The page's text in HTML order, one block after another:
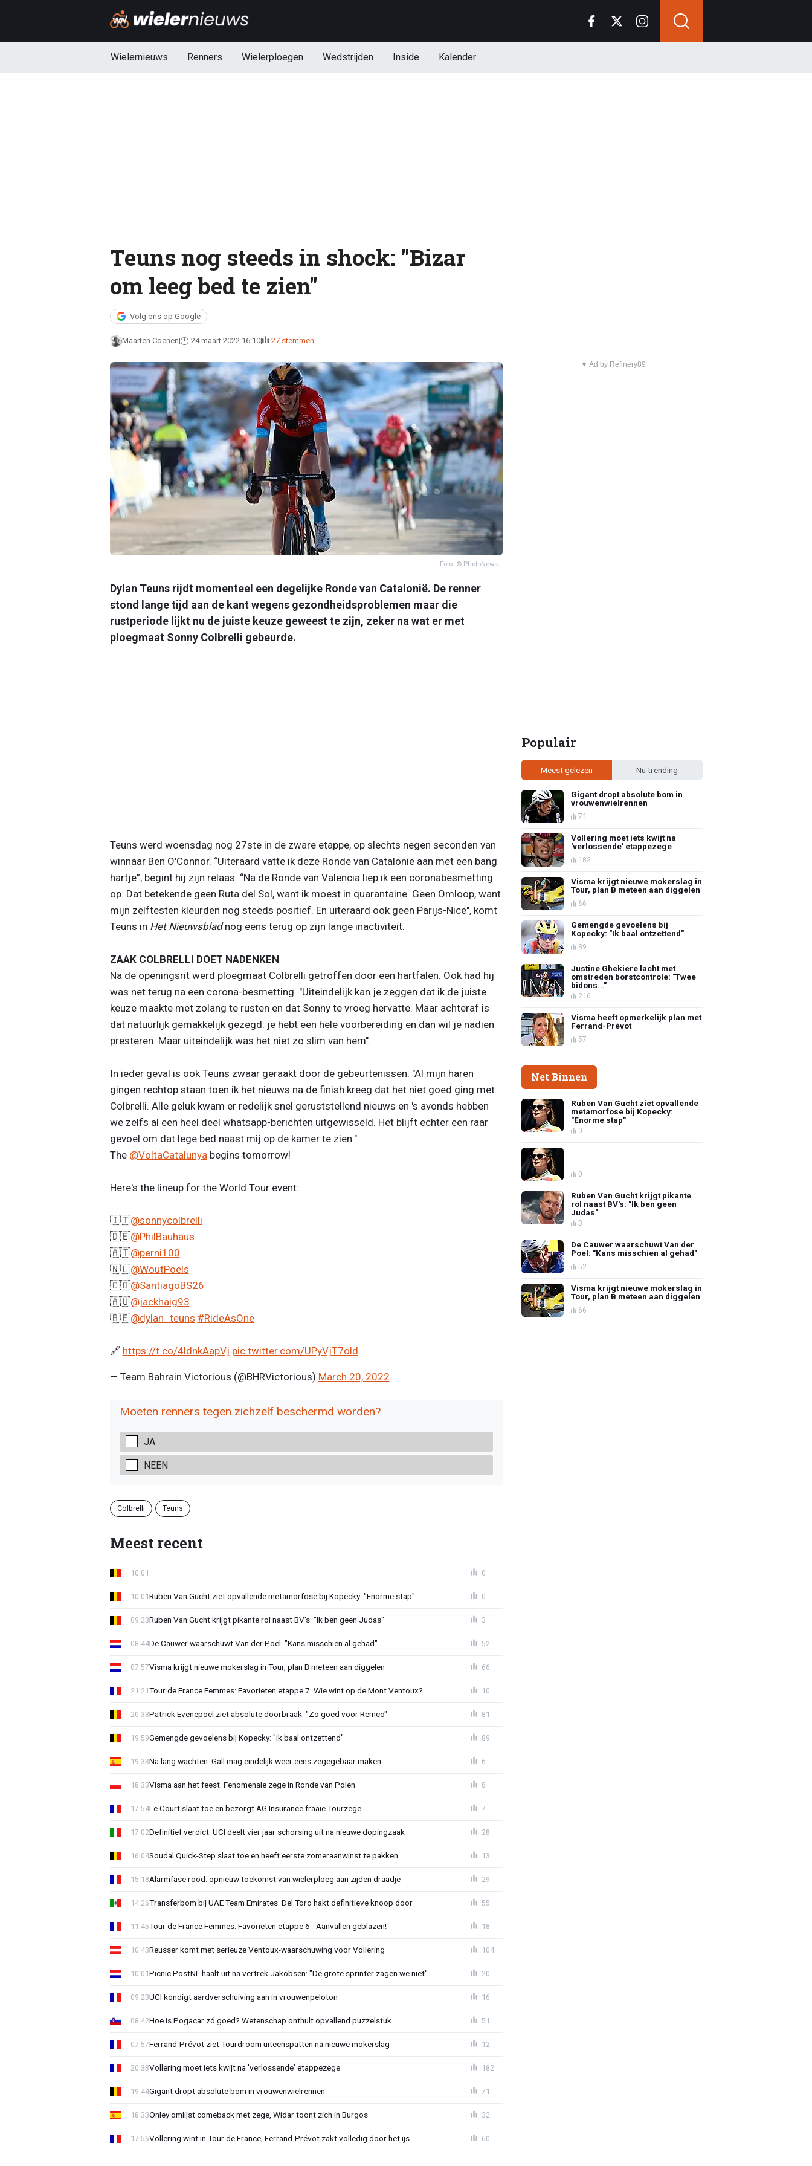
Wielernieuws Renners Wielerploegen Wedstrijden Inside Kalender
Teuns nog steeds in shock: "Bizar
om leeg bed te zien"
Volg ons op Google
Maarten Coenen 24 maart 2022 16:10 27 stemmen
Foto: © PhotoNews
Dylan Teuns rijdt momenteel een degelijke Ronde van Catalonië. De renner
stond lange tijd aan de kant wegens gezondheidsproblemen maar die
rustperiode lijkt nu de juiste keuze geweest te zijn, zeker na wat er met
ploegmaat Sonny Colbrelli gebeurde.
Teuns werd woensdag nog 27ste in de zware etappe, op slechts negen seconden van
winnaar Ben O'Connor. “Uiteraard vatte ik deze Ronde van Catalonië aan met een bang
hartje”, begint hij zijn relaas. “Na de Ronde van Valencia liep ik een coronabesmetting
op. Dat betekende geen Ruta del Sol, want ik moest in quarantaine. Geen Omloop, want
mijn zelftesten kleurden nog steeds positief. En uiteraard ook geen Parijs-Nice", komt
Teuns in Het Nieuwsbladnog eens terug op zijn lange inactiviteit.
ZAAK COLBRELLI DOET NADENKEN
Na de openingsrit werd ploegmaat Colbrelli getroffen door een hartfalen. Ook had hij
was net terug na een corona-besmetting. "Uiteindelijk kan je zeggen dat ik de juiste
keuze maakte met zolang te rusten en dat Sonny te vroeg hervatte. Maar achteraf is
dat natuurlijk gemakkelijk gezegd: je hebt een hele voorbereiding en dan wil je nadien
presteren. Maar uiteindelijk was het niet zo slim van hem".
In ieder geval is ook Teuns zwaar geraakt door de gebeurtenissen. "Al mijn haren
gingen rechtop staan toen ik het nieuws na de finish kreeg dat het niet goed ging met
Colbrelli. Alle geluk kwam er redelijk snel geruststellend nieuws en 's avonds hebben
we zelfs al een heel deel whatsapp-berichten uitgewisseld. Het blijft echter een raar
gevoel om dat lege bed naast mij op de kamer te zien."
The @VoltaCatalunya begins tomorrow!
Here's the lineup for the World Tour event:
🇮🇹@sonnycolbrelli
🇩🇪@PhilBauhaus
🇦🇹@perni100
🇳🇱@WoutPoels
🇨🇴@SantiagoBS26
🇦🇺@jackhaig93
🇧🇪@dylan_teuns #RideAsOne
🔗 https://t.co/4ldnkAapVj pic.twitter.com/UPyVjT7old
— Team Bahrain Victorious (@BHRVictorious) March 20, 2022
Moeten renners tegen zichzelf beschermd worden?
JA
NEEN
Colbrelli Teuns
Meest recent
10:01 0
Ruben Van Gucht ziet opvallende metamorfose bij Kopecky: "Enorme stap"
10:01 0
Ruben Van Gucht krijgt pikante rol naast BV's: "Ik ben geen Judas"
09:23 3
De Cauwer waarschuwt Van der Poel: "Kans misschien al gehad"
08:44 52
Visma krijgt nieuwe mokerslag in Tour, plan B meteen aan diggelen
07:57 66
Tour de France Femmes: Favorieten etappe 7: Wie wint op de Mont Ventoux?
21:21 10
Patrick Evenepoel ziet absolute doorbraak: "Zo goed voor Remco"
20:33 81
Gemengde gevoelens bij Kopecky: "Ik baal ontzettend"
19:59 89
Na lang wachten: Gall mag eindelijk weer eens zegegebaar maken
19:33 6
Visma aan het feest: Fenomenale zege in Ronde van Polen
18:33 8
Le Court slaat toe en bezorgt AG Insurance fraaie Tourzege
17:54 7
Definitief verdict: UCI deelt vier jaar schorsing uit na nieuwe dopingzaak
17:02 28
Soudal Quick-Step slaat toe en heeft eerste zomeraanwinst te pakken
16:04 13
Alarmfase rood: opnieuw toekomst van wielerploeg aan zijden draadje
15:18 29
Transferbom bij UAE Team Emirates: Del Toro hakt definitieve knoop door
14:26 55
Tour de France Femmes: Favorieten etappe 6 - Aanvallen geblazen!
11:45 18
Reusser komt met serieuze Ventoux-waarschuwing voor Vollering
10:43 104
Picnic PostNL haalt uit na vertrek Jakobsen: "De grote sprinter zagen we niet"
10:01 20
UCI kondigt aardverschuiving aan in vrouwenpeloton
09:23 16
Hoe is Pogacar zó goed? Wetenschap onthult opvallend puzzelstuk
08:42 51
Ferrand-Prévot ziet Tourdroom uiteenspatten na nieuwe mokerslag
07:57 12
Vollering moet iets kwijt na 'verlossende' etappezege
20:33 182
Gigant dropt absolute bom in vrouwenwielrennen
19:44 71
Onley omlijst comeback met zege, Widar toont zich in Burgos
18:33 32
Vollering wint in Tour de France, Ferrand-Prévot zakt volledig door het ijs
17:56 60
▼ Ad by Refinery89
Populair
Meest gelezen Nu trending
Gigant dropt absolute bom in
vrouwenwielrennen
71
Vollering moet iets kwijt na
'verlossende' etappezege
182
Visma krijgt nieuwe mokerslag in
Tour, plan B meteen aan diggelen
66
Gemengde gevoelens bij
Kopecky: "Ik baal ontzettend"
89
Justine Ghekiere lacht met
omstreden borstcontrole: "Twee
bidons..."
216
Visma heeft opmerkelijk plan met
Ferrand-Prévot
57
Net Binnen
Ruben Van Gucht ziet opvallende
metamorfose bij Kopecky:
"Enorme stap"
0
0
Ruben Van Gucht krijgt pikante
rol naast BV's: "Ik ben geen
Judas"
3
De Cauwer waarschuwt Van der
Poel: "Kans misschien al gehad"
52
Visma krijgt nieuwe mokerslag in
Tour, plan B meteen aan diggelen
66